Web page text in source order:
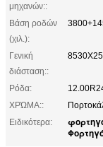
μηχανών::
Βάση ροδών
(χιλ.):
Γενική
διάσταση::
Ρόδα:
ΧΡΏΜΑ::
Ειδικότερα: